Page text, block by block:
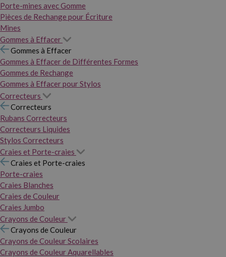
Porte-mines avec Gomme
Pièces de Rechange pour Écriture
Mines
Gommes à Effacer
Gommes à Effacer
Gommes à Effacer de Différentes Formes
Gommes de Rechange
Gommes à Effacer pour Stylos
Correcteurs
Correcteurs
Rubans Correcteurs
Correcteurs Liquides
Stylos Correcteurs
Craies et Porte-craies
Craies et Porte-craies
Porte-craies
Craies Blanches
Craies de Couleur
Craies Jumbo
Crayons de Couleur
Crayons de Couleur
Crayons de Couleur Scolaires
Crayons de Couleur Aquarellables